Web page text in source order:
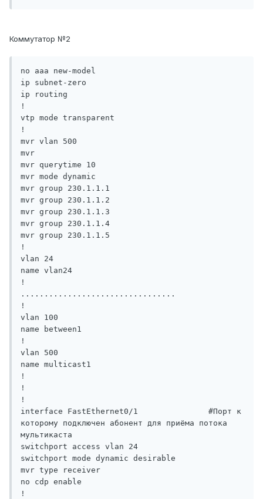
Коммутатор №2
no aaa new-model
ip subnet-zero
ip routing
!
vtp mode transparent
!
mvr vlan 500
mvr
mvr querytime 10
mvr mode dynamic
mvr group 230.1.1.1
mvr group 230.1.1.2
mvr group 230.1.1.3
mvr group 230.1.1.4
mvr group 230.1.1.5
!
vlan 24
name vlan24
!
.................................
!
vlan 100
name between1
!
vlan 500
name multicast1
!
!
!
interface FastEthernet0/1               #Порт к
которому подключен абонент для приёма потока
мультикаста
switchport access vlan 24
switchport mode dynamic desirable
mvr type receiver
no cdp enable
!